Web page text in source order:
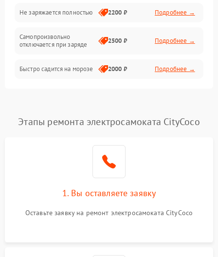
Не заряжается полностью 2200 ₽ Подробнее →
Самопроизвольно
отключается при заряде
2500 ₽ Подробнее →
Быстро садится на морозе 2000 ₽ Подробнее →
Этапы ремонта электросамоката CityCoco
1. Вы оставляете заявку
Оставьте заявку на ремонт электросамоката CityCoco